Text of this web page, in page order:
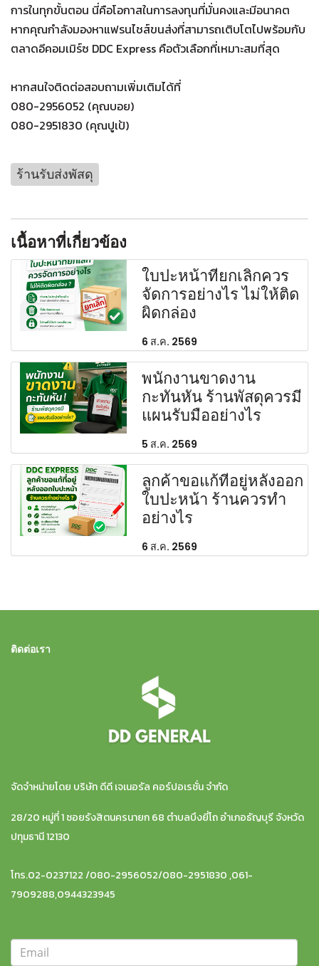
การในทุกขั้นตอน นี่คือโอกาสในการลงทุนที่มั่นคงและมีอนาคต
หากคุณกำลังมองหาแฟรนไชส์ขนส่งที่สามารถเติบโตไปพร้อมกับ
ตลาดอีคอมเมิร์ซ DDC Express คือตัวเลือกที่เหมาะสมที่สุด
หากสนใจติดต่อสอบถามเพิ่มเติมได้ที่
080-2956052 (คุณบอย)
080-2951830 (คุณปูเป้)
ร้านรับส่งพัสดุ
เนื้อหาที่เกี่ยวข้อง
ใบปะหน้าที่ยกเลิกควร
จัดการอย่างไร ไม่ให้ติด
ผิดกล่อง
6 ส.ค. 2569
พนักงานขาดงาน
กะทันหัน ร้านพัสดุควรมี
แผนรับมืออย่างไร
5 ส.ค. 2569
ลูกค้าขอแก้ที่อยู่หลังออก
ใบปะหน้า ร้านควรทำ
อย่างไร
6 ส.ค. 2569
ติดต่อเรา
จัดจำหน่ายโดย บริษัท ดีดี เจเนอรัล คอร์ปอเรชั่น จำกัด
28/20 หมู่ที่ 1 ซอยรังสิตนครนายก 68 ตำบลบึงยี่โถ อำเภอธัญบุรี จังหวัด
ปทุมธานี 12130
โทร.02-0237122 /080-2956052/080-2951830 ,061-
7909288,0944323945